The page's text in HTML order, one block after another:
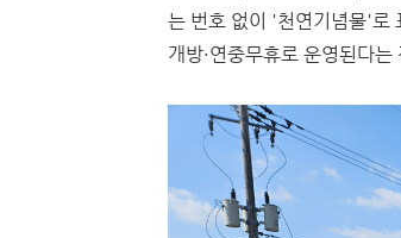
는 번호 없이 '천연기념물'로
개방·연중무휴로 운영된다